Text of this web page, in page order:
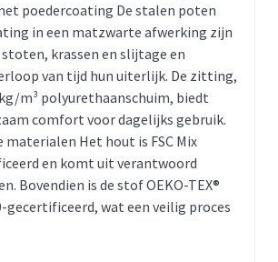
poedercoating De stalen poten
in een matzwarte afwerking zijn
krassen en slijtage en
van tijd hun uiterlijk. De zitting,
m³ polyurethaanschuim, biedt
comfort voor dagelijks gebruik.
materialen Het hout is FSC Mix
en komt uit verantwoord
Bovendien is de stof OEKO-TEX®
gecertificeerd, wat een veilig proces